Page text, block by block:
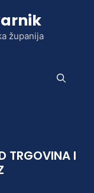
županija
TRGOVINA I